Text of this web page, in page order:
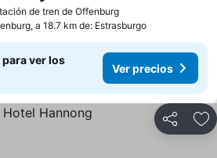
de tren de OffenburgVer precios
a 18.7 km de: Estrasburgo
ver los
Ver precios
Compartir